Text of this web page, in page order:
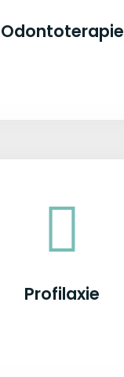
Odontoterapie
Profilaxie